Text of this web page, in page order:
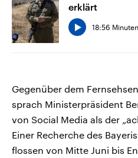
erklärt
18:56 Minuten
Gegenüber dem
sprach Ministerpräsident
von Social Media als der
Einer Recherche des
flossen von Mitte Juni bis